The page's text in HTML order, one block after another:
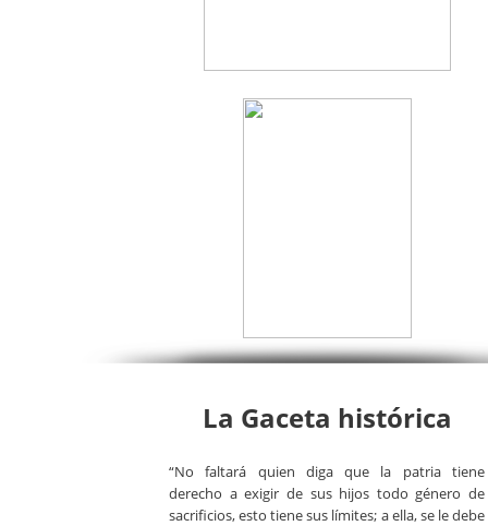
La Gaceta histórica
“No faltará quien diga que la patria tiene
derecho a exigir de sus hijos todo género de
sacrificios, esto tiene sus límites; a ella, se le debe